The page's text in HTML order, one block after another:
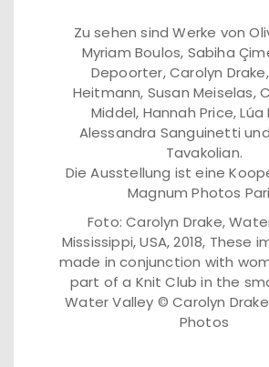
Zu sehen sind Werke von
Myriam Boulos, Sabiha
Depoorter, Carolyn
Heitmann, Susan Meiselas,
Middel, Hannah Price, Lúa
Alessandra Sanguinetti
Tavakolian.
Die Ausstellung ist eine
Magnum Photos
Foto: Carolyn Drake,
Mississippi, USA, 2018, These
made in conjunction with
part of a Knit Club in the
Water Valley © Carolyn
Photos